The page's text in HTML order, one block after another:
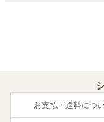
お支払・送料につ